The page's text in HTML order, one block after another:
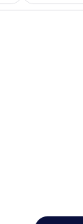
moderne avec